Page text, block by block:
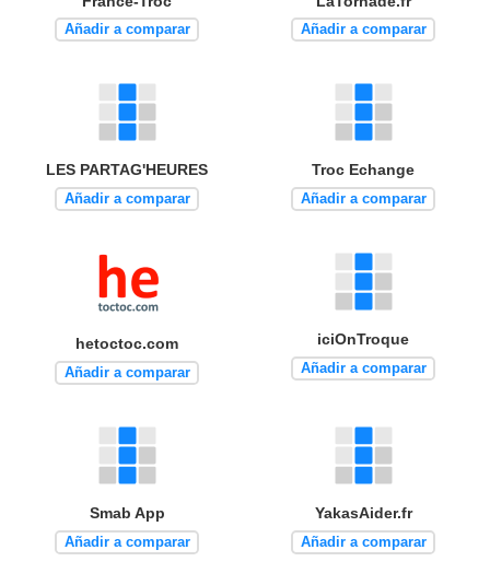
Añadir a comparar Añadir a comparar
LES PARTAG'HEURES
Añadir a comparar
Troc Echange
Añadir a comparar
hetoctoc.com
Añadir a comparar
iciOnTroque
Añadir a comparar
Smab App
Añadir a comparar
YakasAider.fr
Añadir a comparar